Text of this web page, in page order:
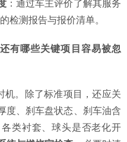
换的故障，专修店可能提供
最应该关注哪些点？
师团队 ：核心技师是否有原
丰富；3）诊断设备：是否
专业诊断电脑，这是精准判